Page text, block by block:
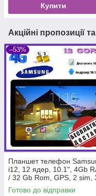
Купити
Акційні пропозиції
–53%
Планшет телефон
i12, 12 ядер, 10.1", 4Gb
/ 32 Gb Rom, GPS, 2 sim,
Готово до відправки